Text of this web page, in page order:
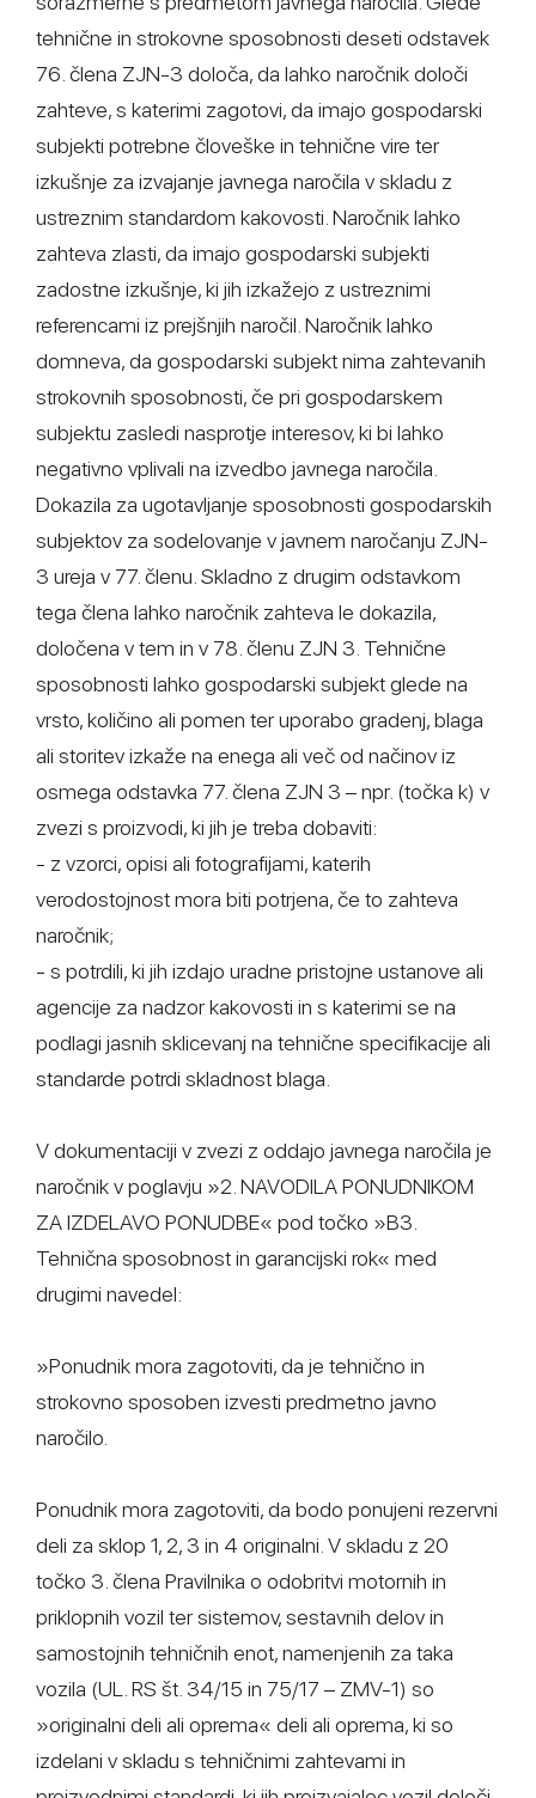
tehnične in strokovne sposobnosti deseti odstavek
76. člena ZJN-3 določa, da lahko naročnik določi
zahteve, s katerimi zagotovi, da imajo gospodarski
subjekti potrebne človeške in tehnične vire ter
izkušnje za izvajanje javnega naročila v skladu z
ustreznim standardom kakovosti. Naročnik lahko
zahteva zlasti, da imajo gospodarski subjekti
zadostne izkušnje, ki jih izkažejo z ustreznimi
referencami iz prejšnjih naročil. Naročnik lahko
domneva, da gospodarski subjekt nima zahtevanih
strokovnih sposobnosti, če pri gospodarskem
subjektu zasledi nasprotje interesov, ki bi lahko
negativno vplivali na izvedbo javnega naročila.
Dokazila za ugotavljanje sposobnosti gospodarskih
subjektov za sodelovanje v javnem naročanju ZJN-
3 ureja v 77. členu. Skladno z drugim odstavkom
tega člena lahko naročnik zahteva le dokazila,
določena v tem in v 78. členu ZJN 3. Tehnične
sposobnosti lahko gospodarski subjekt glede na
vrsto, količino ali pomen ter uporabo gradenj, blaga
ali storitev izkaže na enega ali več od načinov iz
osmega odstavka 77. člena ZJN 3 – npr. (točka k) v
zvezi s proizvodi, ki jih je treba dobaviti:
- z vzorci, opisi ali fotografijami, katerih
verodostojnost mora biti potrjena, če to zahteva
naročnik;
- s potrdili, ki jih izdajo uradne pristojne ustanove ali
agencije za nadzor kakovosti in s katerimi se na
podlagi jasnih sklicevanj na tehnične specifikacije ali
standarde potrdi skladnost blaga.
V dokumentaciji v zvezi z oddajo javnega naročila je
naročnik v poglavju »2. NAVODILA PONUDNIKOM
ZA IZDELAVO PONUDBE« pod točko »B3.
Tehnična sposobnost in garancijski rok« med
drugimi navedel:
»Ponudnik mora zagotoviti, da je tehnično in
strokovno sposoben izvesti predmetno javno
naročilo.
Ponudnik mora zagotoviti, da bodo ponujeni rezervni
deli za sklop 1, 2, 3 in 4 originalni. V skladu z 20
točko 3. člena Pravilnika o odobritvi motornih in
priklopnih vozil ter sistemov, sestavnih delov in
samostojnih tehničnih enot, namenjenih za taka
vozila (UL. RS št. 34/15 in 75/17 – ZMV-1) so
»originalni deli ali oprema« deli ali oprema, ki so
izdelani v skladu s tehničnimi zahtevami in